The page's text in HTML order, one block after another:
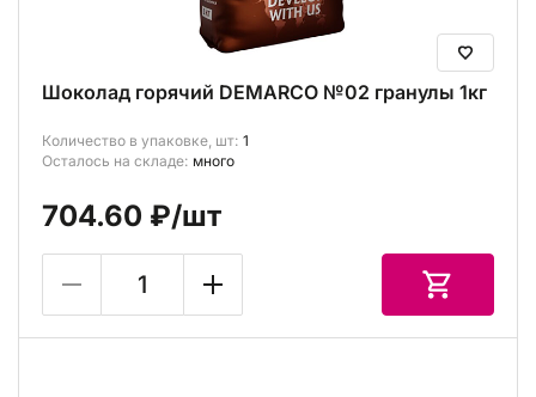
Шоколад горячий DEMARCO №02 гранулы 1кг
Количество в упаковке, шт: 1
Осталось на складе: много
704.60 ₽/шт